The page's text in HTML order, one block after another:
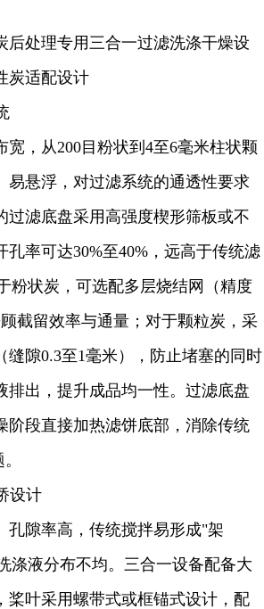
后处理专用三合一过滤洗涤干燥设
炭适配设计
宽，从200目粉状到4至6毫米柱状颗
易悬浮，对过滤系统的通透性要求
过滤底盘采用高强度楔形筛板或不
孔率可达30%至40%，远高于传统滤
粉状炭，可选配多层烧结网（精度
截留效率与通量；对于颗粒炭，采
缝隙0.3至1毫米），防止堵塞的同时
排出，提升成品均一性。过滤底盘
阶段直接加热滤饼底部，消除传统
设计
孔隙率高，传统搅拌易形成"架
涤液分布不均。三合一设备配备大
桨叶采用螺带式或框锚式设计，配